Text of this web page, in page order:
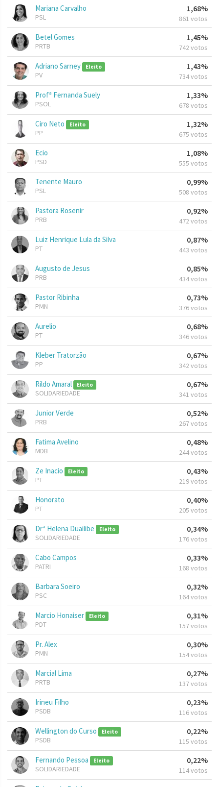
Mariana Carvalho
PSL
1,68%
861 votos
Betel Gomes
PRTB
1,45%
742 votos
Adriano Sarney Eleito
PV
1,43%
734 votos
Profª Fernanda Suely
PSOL
1,33%
678 votos
Ciro Neto Eleito
PP
1,32%
675 votos
Ecio
PSD
1,08%
555 votos
Tenente Mauro
PSL
0,99%
508 votos
Pastora Rosenir
PRB
0,92%
472 votos
Luiz Henrique Lula da Silva
PT
0,87%
443 votos
Augusto de Jesus
PRB
0,85%
434 votos
Pastor Ribinha
PMN
0,73%
376 votos
Aurelio
PT
0,68%
346 votos
Kleber Tratorzão
PP
0,67%
342 votos
Rildo Amaral Eleito
SOLIDARIEDADE
0,67%
341 votos
Junior Verde
PRB
0,52%
267 votos
Fatima Avelino
MDB
0,48%
244 votos
Ze Inacio Eleito
PT
0,43%
219 votos
Honorato
PT
0,40%
205 votos
Drª Helena Duailibe Eleito
SOLIDARIEDADE
0,34%
176 votos
Cabo Campos
PATRI
0,33%
168 votos
Barbara Soeiro
PSC
0,32%
164 votos
Marcio Honaiser Eleito
PDT
0,31%
157 votos
Pr. Alex
PMN
0,30%
154 votos
Marcial Lima
PRTB
0,27%
137 votos
Irineu Filho
PSDB
0,23%
116 votos
Wellington do Curso Eleito
PSDB
0,22%
115 votos
Fernando Pessoa Eleito
SOLIDARIEDADE
0,22%
114 votos